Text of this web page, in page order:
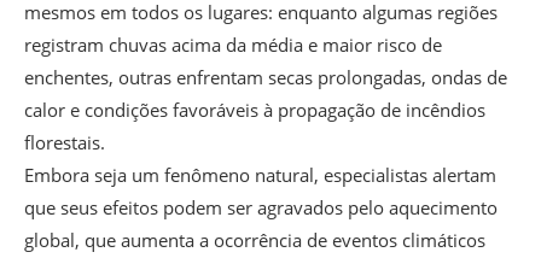
mesmos em todos os lugares: enquanto algumas regiões
registram chuvas acima da média e maior risco de
enchentes, outras enfrentam secas prolongadas, ondas de
calor e condições favoráveis à propagação de incêndios
florestais.
Embora seja um fenômeno natural, especialistas alertam
que seus efeitos podem ser agravados pelo aquecimento
global, que aumenta a ocorrência de eventos climáticos